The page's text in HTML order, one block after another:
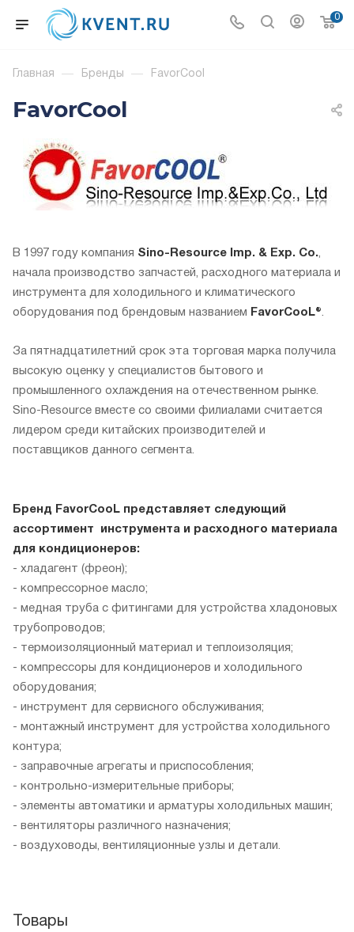
0
Главная — Бренды — FavorCool
FavorCool
В 1997 году компания Sino-Resource Imp. & Exp. Co.
начала производство запчастей, расходного материала и
инструмента для холодильного и климатического
оборудования под брендовым названием FavorCooL®
За пятнадцатилетний срок эта торговая марка получила
высокую оценку у специалистов бытового и
промышленного охлаждения на отечественном рынке.
Sino-Resource вместе со своими филиалами считается
лидером среди китайских производителей и
поставщиков данного сегмента.
Бренд FavorCooL представляет следующий
ассортимент инструмента и расходного материала
для кондиционеров:
- хладагент (фреон);
- компрессорное масло;
- медная труба с фитингами для устройства хладоновых
трубопроводов;
- термоизоляционный материал и теплоизоляция;
- компрессоры для кондиционеров и холодильного
оборудования;
- инструмент для сервисного обслуживания;
- монтажный инструмент для устройства холодильного
контура;
- заправочные агрегаты и приспособления;
- контрольно-измерительные приборы;
- элементы автоматики и арматуры холодильных машин;
- вентиляторы различного назначения;
- воздуховоды, вентиляционные узлы и детали.
Товары